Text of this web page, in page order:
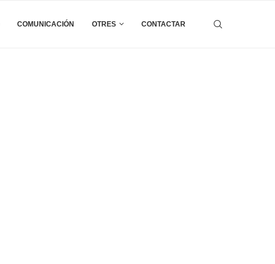
COMUNICACIÓN OTRES CONTACTAR